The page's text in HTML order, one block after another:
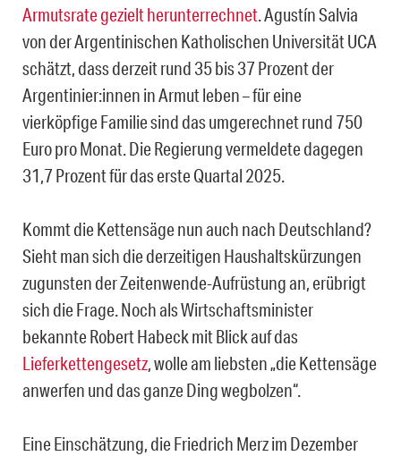
Armutsrate gezielt herunterrechnet. Agustín Salvia
von der Argentinischen Katholischen Universität UCA
schätzt, dass derzeit rund 35 bis 37 Prozent der
Argentinier:innen in Armut leben – für eine
vierköpfige Familie sind das umgerechnet rund 750
Euro pro Monat. Die Regierung vermeldete dagegen
31,7 Prozent für das erste Quartal 2025.
Kommt die Kettensäge nun auch nach Deutschland?
Sieht man sich die derzeitigen Haushaltskürzungen
zugunsten der Zeitenwende-Aufrüstung an, erübrigt
sich die Frage. Noch als Wirtschaftsminister
bekannte Robert Habeck mit Blick auf das
Lieferkettengesetz, wolle am liebsten „die Kettensäge
anwerfen und das ganze Ding wegbolzen“.
Eine Einschätzung, die Friedrich Merz im Dezember